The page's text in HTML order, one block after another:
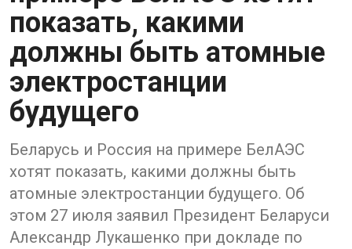
показать, какими
должны быть атомные
электростанции
будущего
Беларусь и Россия на примере БелАЭС
хотят показать, какими должны быть
атомные электростанции будущего. Об
этом 27 июля заявил Президент Беларуси
Александр Лукашенко при докладе по